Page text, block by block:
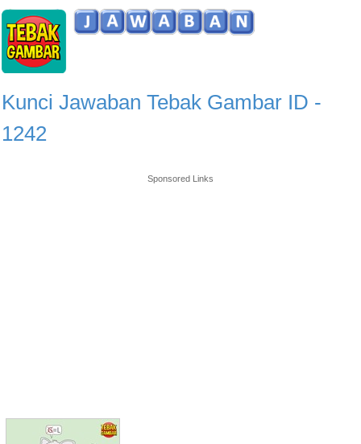
Kunci Jawaban Tebak Gambar ID -
1242
Sponsored Links